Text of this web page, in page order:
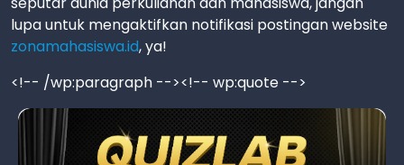
lupa untuk mengaktifkan notifikasi postingan website
zonamahasiswa.id, ya!
<!-- /wp:paragraph --><!-- wp:quote -->